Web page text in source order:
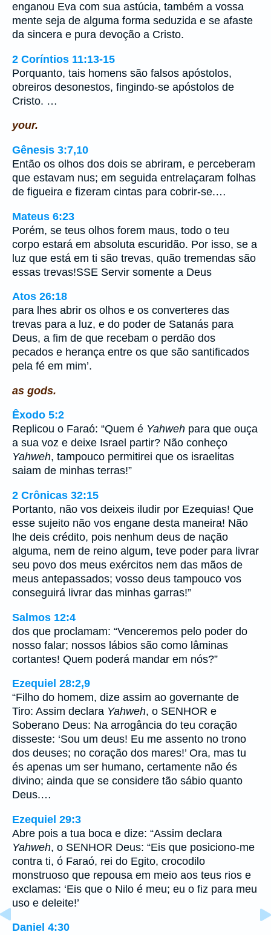
enganou Eva com sua astúcia, também a vossa
mente seja de alguma forma seduzida e se afaste
da sincera e pura devoção a Cristo.
2 Coríntios 11:13-15
Porquanto, tais homens são falsos apóstolos,
obreiros desonestos, fingindo-se apóstolos de
Cristo. …
your.
Gênesis 3:7,10
Então os olhos dos dois se abriram, e perceberam
que estavam nus; em seguida entrelaçaram folhas
de figueira e fizeram cintas para cobrir-se.…
Mateus 6:23
Porém, se teus olhos forem maus, todo o teu
corpo estará em absoluta escuridão. Por isso, se a
luz que está em ti são trevas, quão tremendas são
essas trevas!SSE Servir somente a Deus
Atos 26:18
para lhes abrir os olhos e os converteres das
trevas para a luz, e do poder de Satanás para
Deus, a fim de que recebam o perdão dos
pecados e herança entre os que são santificados
pela fé em mim’.
as gods.
Êxodo 5:2
Replicou o Faraó: “Quem é Yahweh para que ouça
a sua voz e deixe Israel partir? Não conheço
Yahweh, tampouco permitirei que os israelitas
saiam de minhas terras!”
2 Crônicas 32:15
Portanto, não vos deixeis iludir por Ezequias! Que
esse sujeito não vos engane desta maneira! Não
lhe deis crédito, pois nenhum deus de nação
alguma, nem de reino algum, teve poder para livrar
seu povo dos meus exércitos nem das mãos de
meus antepassados; vosso deus tampouco vos
conseguirá livrar das minhas garras!”
Salmos 12:4
dos que proclamam: “Venceremos pelo poder do
nosso falar; nossos lábios são como lâminas
cortantes! Quem poderá mandar em nós?”
Ezequiel 28:2,9
“Filho do homem, dize assim ao governante de
Tiro: Assim declara Yahweh, o SENHOR e
Soberano Deus: Na arrogância do teu coração
disseste: ‘Sou um deus! Eu me assento no trono
dos deuses; no coração dos mares!’ Ora, mas tu
és apenas um ser humano, certamente não és
divino; ainda que se considere tão sábio quanto
Deus.…
Ezequiel 29:3
Abre pois a tua boca e dize: “Assim declara
Yahweh, o SENHOR Deus: “Eis que posiciono-me
contra ti, ó Faraó, rei do Egito, crocodilo
monstruoso que repousa em meio aos teus rios e
exclamas: ‘Eis que o Nilo é meu; eu o fiz para meu
uso e deleite!’
Daniel 4:30